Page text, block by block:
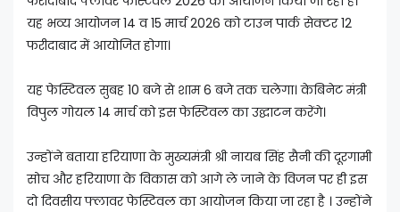
यह भव्य आयोजन 14 व 15 मार्च 2026 को टाउन पार्क सेक्टर 12
फरीदाबाद में आयोजित होगा।
यह फेस्टिवल सुबह 10 बजे से शाम 6 बजे तक चलेगा। केबिनेट मंत्री
विपुल गोयल 14 मार्च को इस फेस्टिवल का उद्घाटन करेंगे।
उन्होंने बताया हरियाणा के मुख्यमंत्री श्री नायब सिंह सैनी की दूरगामी
सोच और हरियाणा के विकास को आगे ले जाने के विजन पर ही इस
दो दिवसीय फ्लावर फेस्टिवल का आयोजन किया जा रहा है । उन्होंने